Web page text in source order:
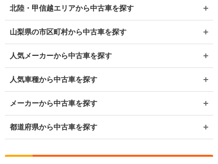
北陸・甲信越エリアから中古車を探す
山梨県の市区町村から中古車を探す
人気メーカーから中古車を探す
人気車種から中古車を探す
メーカーから中古車を探す
都道府県から中古車を探す